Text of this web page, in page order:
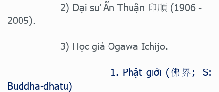
2) Đại sư Ấn Thuận 印順 (1906 -
2005).
3) Học giả Ogawa Ichijo.
1. Phật giới ( 佛界 ; S:
Buddha-dhātu)